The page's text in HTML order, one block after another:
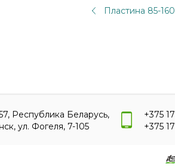
Пластина 85-
Республика Беларусь,
ул. Фогеля, 7-105
+375
+375